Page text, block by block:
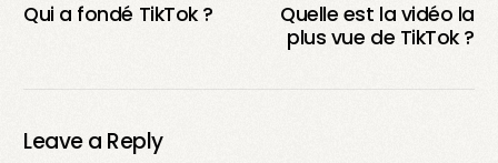
Qui a fondé TikTok ?
Quelle est la vidéo la
plus vue de TikTok ?
Leave a Reply